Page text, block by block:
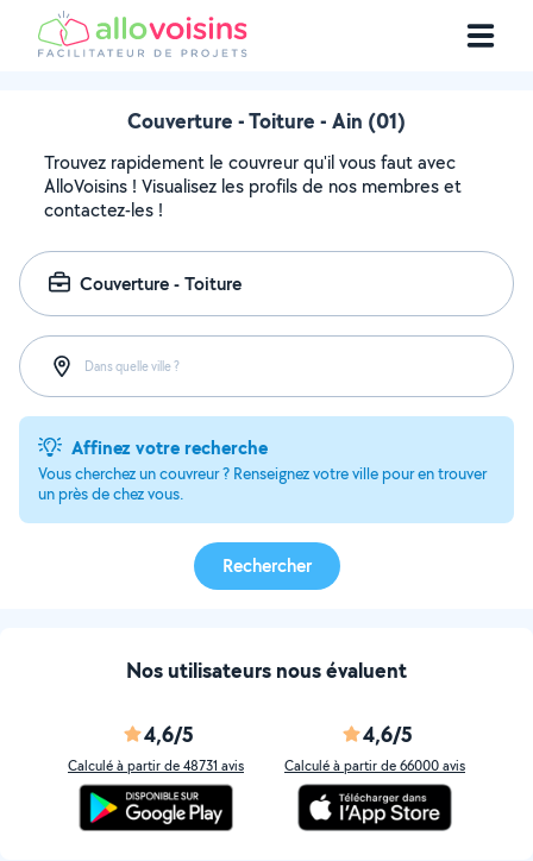
Couverture - Toiture - Ain (01)
Trouvez rapidement le couvreur qu'il vous faut avec
AlloVoisins ! Visualisez les profils de nos membres et
contactez-les !
Couverture - Toiture
Dans quelle ville ?
Affinez votre recherche
Vous cherchez un couvreur ? Renseignez votre ville pour en trouver
un près de chez vous.
Rechercher
Nos utilisateurs nous évaluent
4,6/5
Calculé à partir de 48731 avis
4,6/5
Calculé à partir de 66000 avis